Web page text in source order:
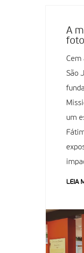
A
Cem
São
um
LEIA